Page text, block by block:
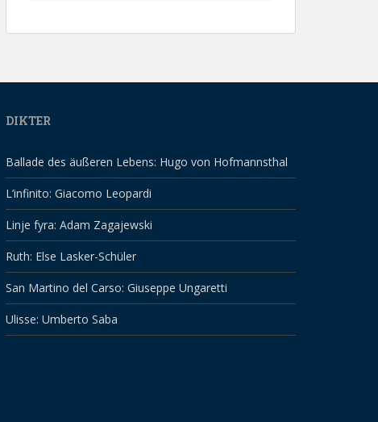
DIKTER
Ballade des äußeren Lebens: Hugo von Hofmannsthal
L’infinito: Giacomo Leopardi
Linje fyra: Adam Zagajewski
Ruth: Else Lasker-Schüler
San Martino del Carso: Giuseppe Ungaretti
Ulisse: Umberto Saba